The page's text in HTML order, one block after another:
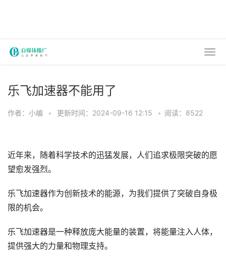
乐飞加速器不能用了
作者：小编 • 更新时间：2024-09-16 12:15 • 阅读：8522
近年来，随着科学技术的迅猛发展，人们追求极限突破的愿
望愈发强烈。
乐飞加速器作为创新技术的能源，为我们提供了突破自身极
限的机会。
乐飞加速器是一种释放庞大能量的装置，将能量注入人体，
提供强大的力量和物理支持。